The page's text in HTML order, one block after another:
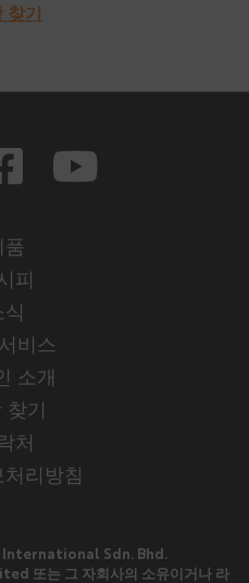
찾기
품
피
식
비스
소개
찾기
처
리방침
Sdn. Bhd.
또는 그 자회사의 소유이거나 라